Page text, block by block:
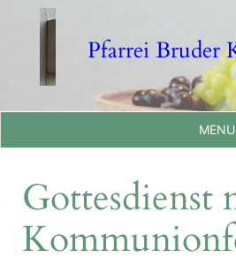
Pfarrei Bruder
MENU
Gottesdienst